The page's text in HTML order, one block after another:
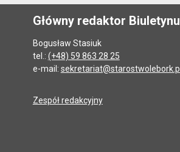
Główny redaktor Biuletynu
Bogusław Stasiuk
tel.: (+48) 59 863 28 25
e-mail: sekretariat@starostwolebork.pl
Zespół redakcyjny